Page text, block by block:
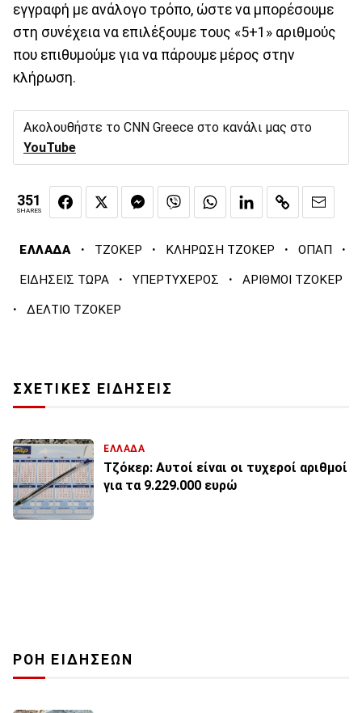
εγγραφή με ανάλογο τρόπο, ώστε να μπορέσουμε
στη συνέχεια να επιλέξουμε τους «5+1» αριθμούς
που επιθυμούμε για να πάρουμε μέρος στην
κλήρωση.
Ακολουθήστε το CNN Greece στο κανάλι μας στο
YouTube
351
SHARES
ΕΛΛΑΔΑ · ΤΖΟΚΕΡ · ΚΛΗΡΩΣΗ ΤΖΟΚΕΡ · ΟΠΑΠ ·
ΕΙΔΗΣΕΙΣ ΤΩΡΑ · ΥΠΕΡΤΥΧΕΡΟΣ · ΑΡΙΘΜΟΙ ΤΖΟΚΕΡ
· ΔΕΛΤΙΟ ΤΖΟΚΕΡ
ΣΧΕΤΙΚΕΣ ΕΙΔΗΣΕΙΣ
ΕΛΛΑΔΑ
Τζόκερ: Αυτοί είναι οι τυχεροί αριθμοί
για τα 9.229.000 ευρώ
ΡΟΗ ΕΙΔΗΣΕΩΝ